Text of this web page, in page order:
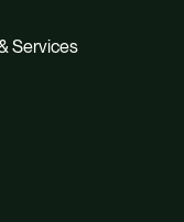
de
de
Services